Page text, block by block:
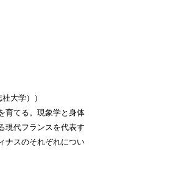
大学））
育てる。現象学と身体
現代フランスを代表す
ナスのそれぞれについ